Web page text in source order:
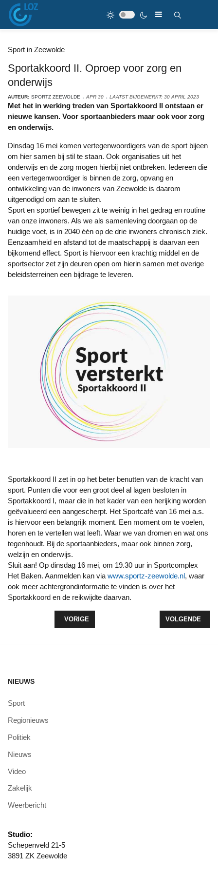
Sport in Zeewolde
Sportakkoord II. Oproep voor zorg en
onderwijs
AUTEUR: SPORTZ ZEEWOLDE APR 30 LAATST BIJGEWERKT: 30 APRIL 2023
Met het in werking treden van Sportakkoord II ontstaan er
nieuwe kansen. Voor sportaanbieders maar ook voor zorg
en onderwijs.
Dinsdag 16 mei komen vertegenwoordigers van de sport bijeen
om hier samen bij stil te staan. Ook organisaties uit het
onderwijs en de zorg mogen hierbij niet ontbreken. Iedereen die
een vertegenwoordiger is binnen de zorg, opvang en
ontwikkeling van de inwoners van Zeewolde is daarom
uitgenodigd om aan te sluiten.
Sport en sportief bewegen zit te weinig in het gedrag en routine
van onze inwoners. Als we als samenleving doorgaan op de
huidige voet, is in 2040 één op de drie inwoners chronisch ziek.
Eenzaamheid en afstand tot de maatschappij is daarvan een
bijkomend effect. Sport is hiervoor een krachtig middel en de
sportsector zet zijn deuren open om hierin samen met overige
beleidsterreinen een bijdrage te leveren.
Sportakkoord II zet in op het beter benutten van de kracht van
sport. Punten die voor een groot deel al lagen besloten in
Sportakkoord I, maar die in het kader van een herijking worden
geëvalueerd een aangescherpt. Het Sportcafé van 16 mei a.s.
is hiervoor een belangrijk moment. Een moment om te voelen,
horen en te vertellen wat leeft. Waar we van dromen en wat ons
tegenhoudt. Bij de sportaanbieders, maar ook binnen zorg,
welzijn en onderwijs.
Sluit aan! Op dinsdag 16 mei, om 19.30 uur in Sportcomplex
Het Baken. Aanmelden kan via www.sportz-zeewolde.nl, waar
ook meer achtergrondinformatie te vinden is over het
Sportakkoord en de reikwijdte daarvan.
VORIG ARTIKEL: NATIONALE BEWEEGWEEK 65+.
VORIGE VOLGENDE
VOLGENDE
NIEUWS
Sport
Regionieuws
Politiek
Nieuws
Video
Zakelijk
Weerbericht
Studio:
Schepenveld 21-5
3891 ZK Zeewolde